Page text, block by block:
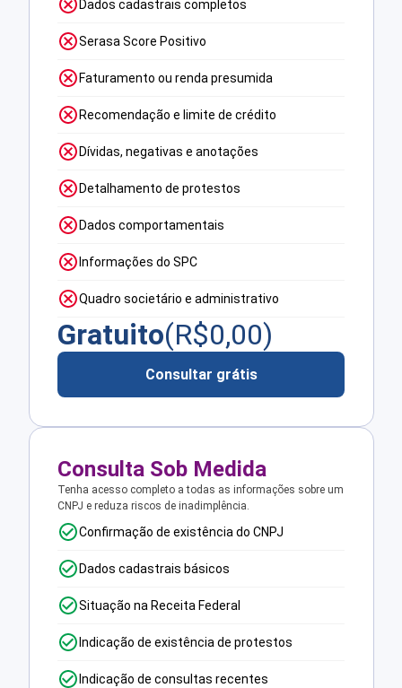
Dados cadastrais completos
Serasa Score Positivo
Faturamento ou renda presumida
Recomendação e limite de crédito
Dívidas, negativas e anotações
Detalhamento de protestos
Dados comportamentais
Informações do SPC
Quadro societário e administrativo
Gratuito(R$0,00)
Consultar grátis
Consulta Sob Medida
Tenha acesso completo a todas as informações sobre um
CNPJ e reduza riscos de inadimplência.
Confirmação de existência do CNPJ
Dados cadastrais básicos
Situação na Receita Federal
Indicação de existência de protestos
Indicação de consultas recentes